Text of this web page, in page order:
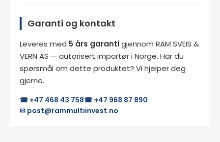
Garanti og kontakt
Leveres med 5 års garantigjennom RAM SVEIS &
VERN AS — autorisert importør i Norge. Har du
spørsmål om dette produktet? Vi hjelper deg
gjerne.
☎ +47 468 43 758☎ +47 968 87 890
✉ post@rammultiinvest.no